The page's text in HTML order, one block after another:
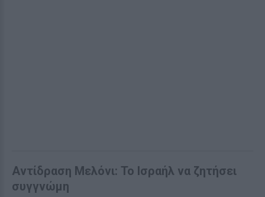
Αντίδραση Μελόνι: Το Ισραήλ να ζητήσει
συγγνώμη